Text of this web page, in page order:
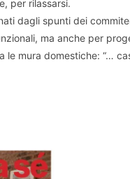
per rilassarsi.
dagli spunti dei
ma anche per
le mura domestiche: “…